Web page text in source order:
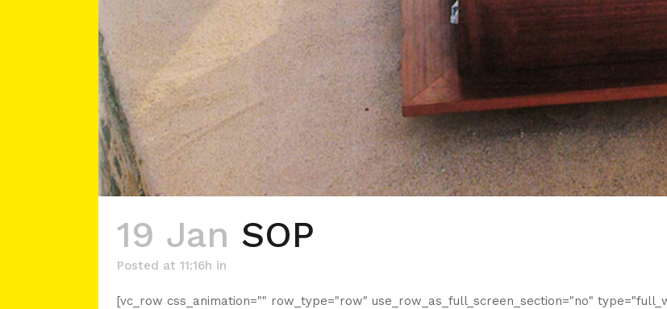
19 Jan SOP
Posted at 11:16h in
[vc_row css_animation="" row_type="row" use_row_as_full_screen_section="no"